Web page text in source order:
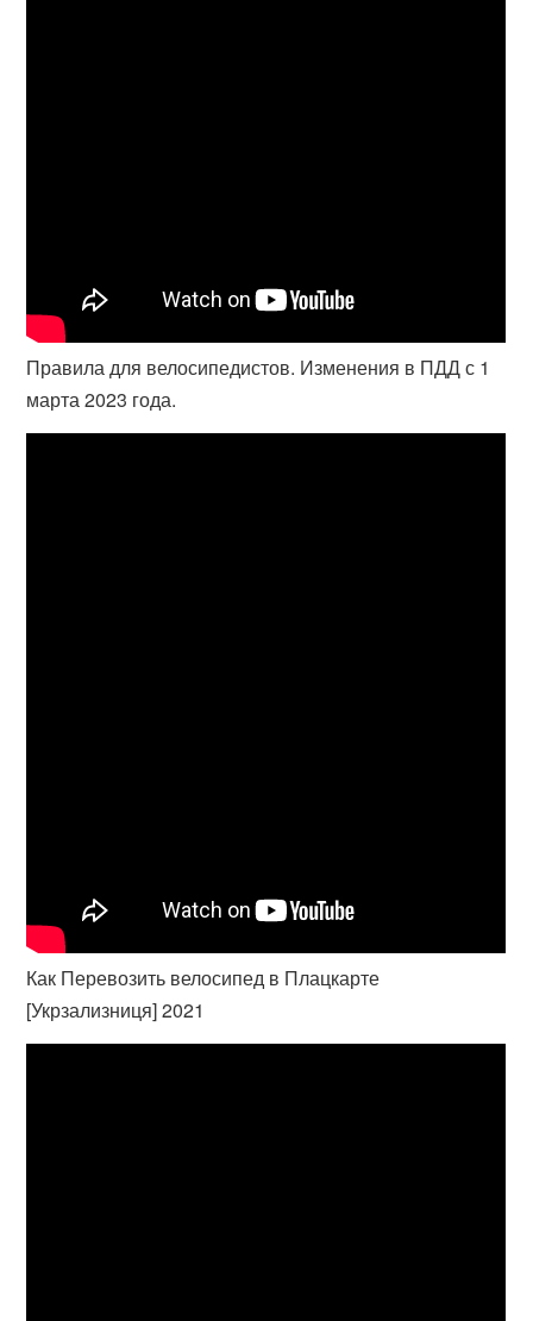
Правила для велосипедистов. Изменения в ПДД с 1
марта 2023 года.
Как Перевозить велосипед в Плацкарте
[Укрзализниця] 2021